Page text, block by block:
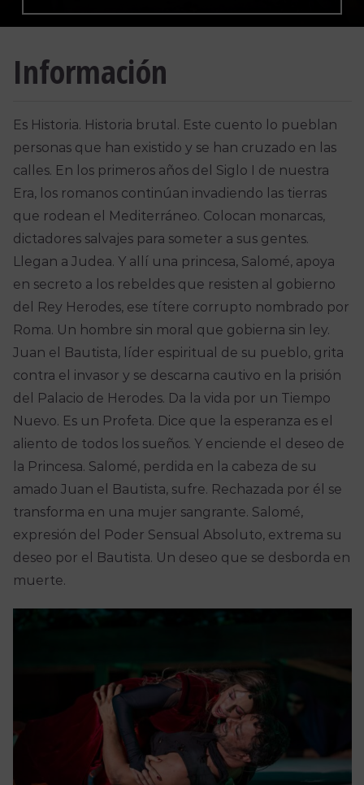
Información
Es Historia. Historia brutal. Este cuento lo pueblan
personas que han existido y se han cruzado en las
calles. En los primeros años del Siglo I de nuestra
Era, los romanos continúan invadiendo las tierras
que rodean el Mediterráneo. Colocan monarcas,
dictadores salvajes para someter a sus gentes.
Llegan a Judea. Y allí una princesa, Salomé, apoya
en secreto a los rebeldes que resisten al gobierno
del Rey Herodes, ese títere corrupto nombrado por
Roma. Un hombre sin moral que gobierna sin ley.
Juan el Bautista, líder espiritual de su pueblo, grita
contra el invasor y se descarna cautivo en la prisión
del Palacio de Herodes. Da la vida por un Tiempo
Nuevo. Es un Profeta. Dice que la esperanza es el
aliento de todos los sueños. Y enciende el deseo de
la Princesa. Salomé, perdida en la cabeza de su
amado Juan el Bautista, sufre. Rechazada por él se
transforma en una mujer sangrante. Salomé,
expresión del Poder Sensual Absoluto, extrema su
deseo por el Bautista. Un deseo que se desborda en
muerte.